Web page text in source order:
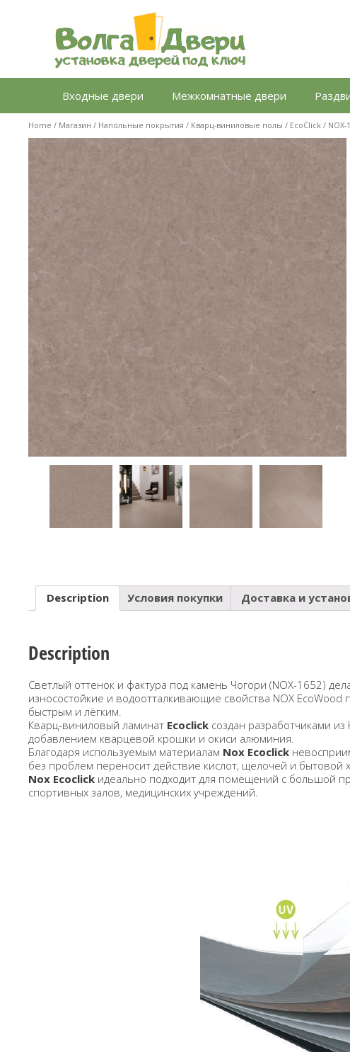
содержимому
Входные двери Межкомнатные двери
Home / Магазин / Напольные покрытия / Кварц-виниловые полы / EcoClick / NOX-
Description Условия покупки Доставка и
Description
Светлый оттенок и фактура под камень Чогори (NOX-1652)
износостойкие и водоотталкивающие свойства NOX
быстрым и лёгким.
Кварц-виниловый ламинат Ecoclick создан разработчиками
добавлением кварцевой крошки и окиси алюминия.
Благодаря используемым материалам Nox Ecoclick
без проблем переносит действие кислот, щелочей и бытовой
Nox Ecoclick идеально подходит для помещений с большой
спортивных залов, медицинских учреждений.